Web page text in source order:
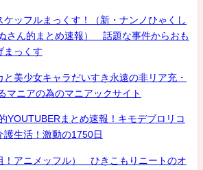
ケッフルまっくす！（新・ナンノひゃくし
さん的まとめ速報） 話題な事件からおも
まっくす
と美少女キャラだいすき永遠の非リア充・
マニアの為のマニアックサイト
YOUTUBERまとめ速報！キモデブロリコ
護生活！激動の1750日
！アニメッフル） ひきこもりニートのオ